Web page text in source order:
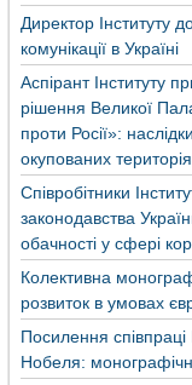
Директор Інституту
комунікації в Україні
Аспірант Інституту
рішення Великої
проти Росії»:
окупованих
Співробітники
законодавства
обачності у сфері
Колективна
розвиток в умовах
Посилення співпраці
Нобеля: